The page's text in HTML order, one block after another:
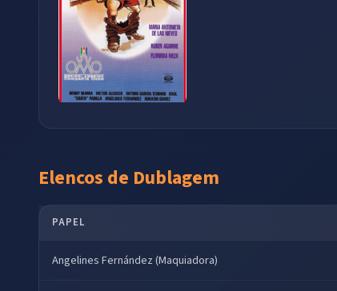
Elencos de Dublagem
PAPEL
Angelines Fernández (Maquiadora)